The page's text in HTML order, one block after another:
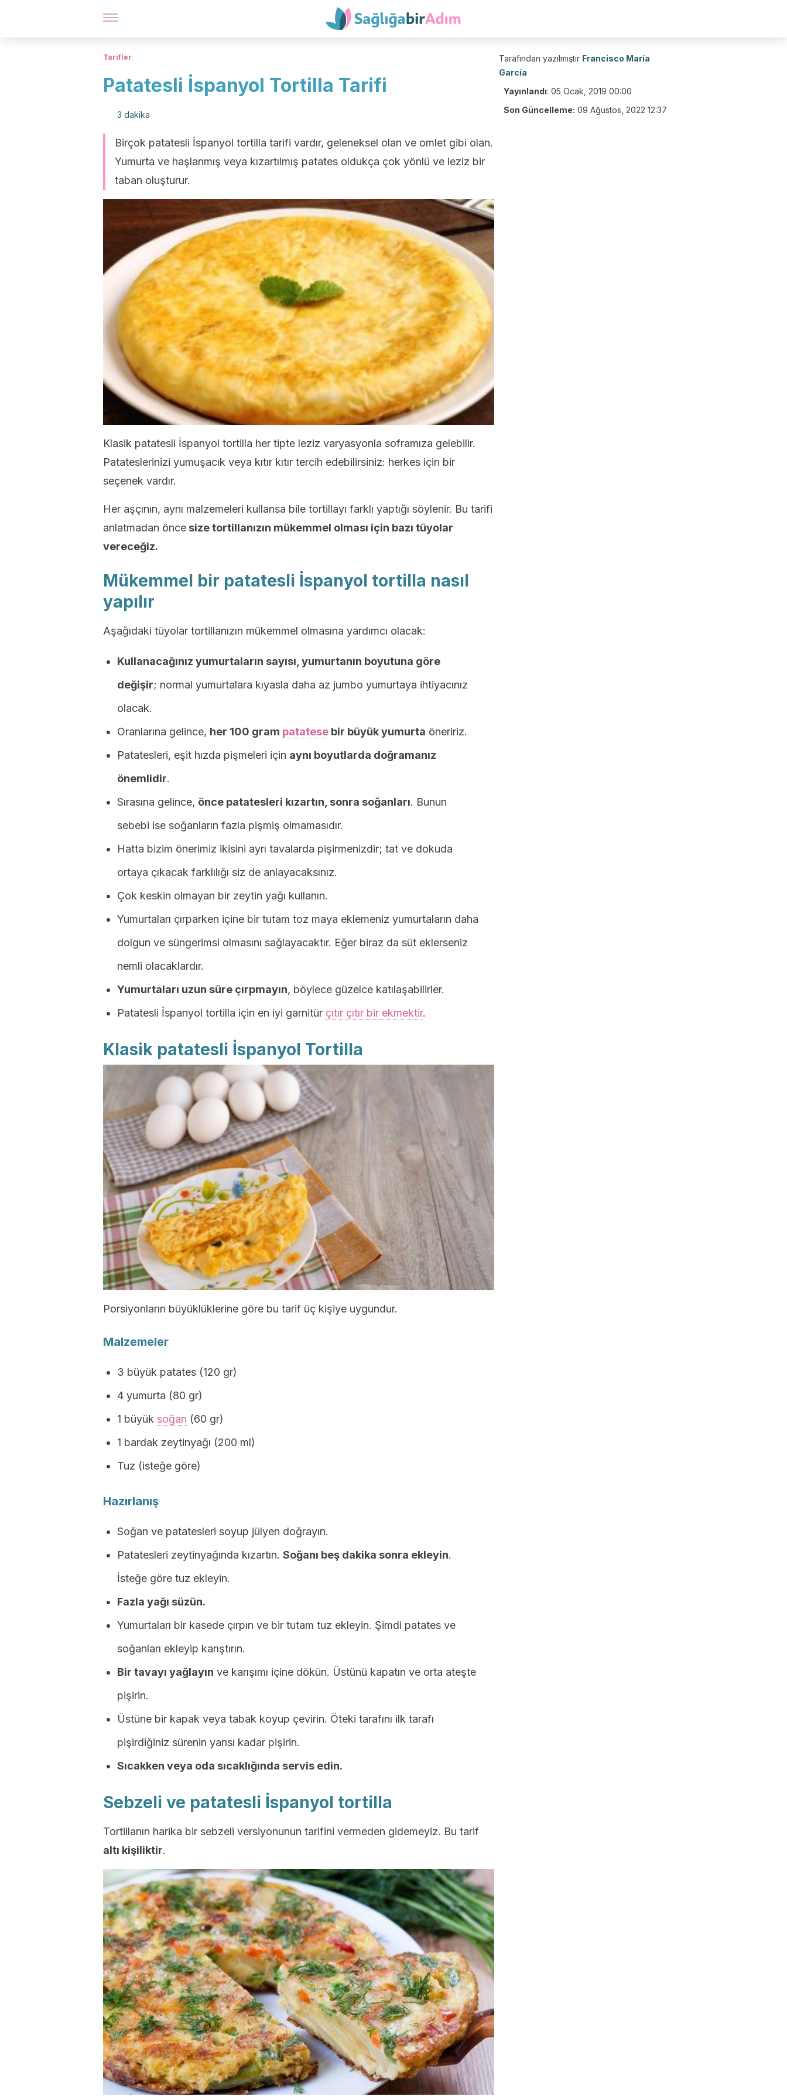
Tarifler
Patatesli İspanyol Tortilla Tarifi
3 dakika
Birçok patatesli İspanyol tortilla tarifi vardır, geleneksel olan ve omlet gibi olan.
Yumurta ve haşlanmış veya kızartılmış patates oldukça çok yönlü ve leziz bir
taban oluşturur.
Klasik patatesli İspanyol tortilla her tipte leziz varyasyonla soframıza gelebilir.
Patateslerinizi yumuşacık veya kıtır kıtır tercih edebilirsiniz: herkes için bir
seçenek vardır.
Her aşçının, aynı malzemeleri kullansa bile tortillayı farklı yaptığı söylenir. Bu tarifi
anlatmadan önce size tortillanızın mükemmel olması için bazı tüyolar
vereceğiz.
Mükemmel bir patatesli İspanyol tortilla nasıl
yapılır
Aşağıdaki tüyolar tortillanızın mükemmel olmasına yardımcı olacak:
Kullanacağınız yumurtaların sayısı, yumurtanın boyutuna göre
değişir; normal yumurtalara kıyasla daha az jumbo yumurtaya ihtiyacınız
olacak.
Oranlarına gelince, her 100 gram patatese bir büyük yumurta öneririz.
Patatesleri, eşit hızda pişmeleri için aynı boyutlarda doğramanız
önemlidir.
Sırasına gelince, önce patatesleri kızartın, sonra soğanları. Bunun
sebebi ise soğanların fazla pişmiş olmamasıdır.
Hatta bizim önerimiz ikisini ayrı tavalarda pişirmenizdir; tat ve dokuda
ortaya çıkacak farklılığı siz de anlayacaksınız.
Çok keskin olmayan bir zeytin yağı kullanın.
Yumurtaları çırparken içine bir tutam toz maya eklemeniz yumurtaların daha
dolgun ve süngerimsi olmasını sağlayacaktır. Eğer biraz da süt eklerseniz
nemli olacaklardır.
Yumurtaları uzun süre çırpmayın, böylece güzelce katılaşabilirler.
Patatesli İspanyol tortilla için en iyi garnitür çıtır çıtır bir ekmektir.
Klasik patatesli İspanyol Tortilla
Porsiyonların büyüklüklerine göre bu tarif üç kişiye uygundur.
Malzemeler
3 büyük patates (120 gr)
4 yumurta (80 gr)
1 büyük soğan (60 gr)
1 bardak zeytinyağı (200 ml)
Tuz (isteğe göre)
Hazırlanış
Soğan ve patatesleri soyup jülyen doğrayın.
Patatesleri zeytinyağında kızartın. Soğanı beş dakika sonra ekleyin.
İsteğe göre tuz ekleyin.
Fazla yağı süzün.
Yumurtaları bir kasede çırpın ve bir tutam tuz ekleyin. Şimdi patates ve
soğanları ekleyip karıştırın.
Bir tavayı yağlayın ve karışımı içine dökün. Üstünü kapatın ve orta ateşte
pişirin.
Üstüne bir kapak veya tabak koyup çevirin. Öteki tarafını ilk tarafı
pişirdiğiniz sürenin yarısı kadar pişirin.
Sıcakken veya oda sıcaklığında servis edin.
Sebzeli ve patatesli İspanyol tortilla
Tortillanın harika bir sebzeli versiyonunun tarifini vermeden gidemeyiz. Bu tarif
altı kişiliktir.
Tarafından yazılmıştır Francisco María
García
Yayınlandı: 05 Ocak, 2019 00:00
Son Güncelleme: 09 Ağustos, 2022 12:37